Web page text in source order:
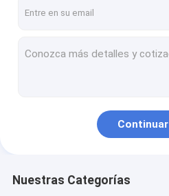
Vidrio de cuarzo óptico
Tubo de vidrio de borosilicato
Piezas de repuesto para láser
Continuar
Nuestras Categorías